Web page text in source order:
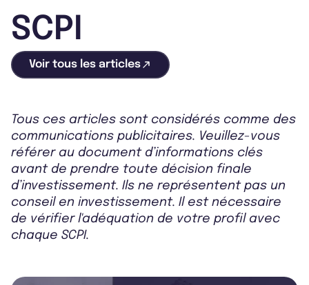
SCPI
Voir tous les articles
Tous ces articles sont considérés comme des
communications publicitaires. Veuillez-vous
référer au document d’informations clés
avant de prendre toute décision finale
d’investissement. Ils ne représentent pas un
conseil en investissement. Il est nécessaire
de vérifier l'adéquation de votre profil avec
chaque SCPI.